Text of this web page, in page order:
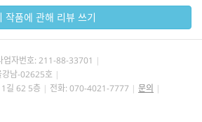
작품에 관해 리뷰 쓰기
업자번호: 211-88-33701
강남-02625호
1길 62 5층
전화: 070-4021-7777
문의